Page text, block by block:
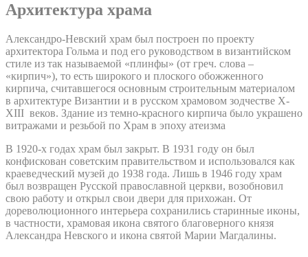
Архитектура храма
Александро-Невский храм был построен по проекту
архитектора Гольма и под его руководством в византийском
стиле из так называемой «плинфы» (от греч. слова –
«кирпич»), то есть широкого и плоского обожженного
кирпича, считавшегося основным строительным материалом
в архитектуре Византии и в русском храмовом зодчестве X-
XIII веков. Здание из темно-красного кирпича было украшено
витражами и резьбой по Храм в эпоху атеизма
В 1920-х годах храм был закрыт. В 1931 году он был
конфискован советским правительством и использовался как
краеведческий музей до 1938 года. Лишь в 1946 году храм
был возвращен Русской православной церкви, возобновил
свою работу и открыл свои двери для прихожан. От
дореволюционного интерьера сохранились старинные иконы,
в частности, храмовая икона святого благоверного князя
Александра Невского и икона святой Марии Магдалины.